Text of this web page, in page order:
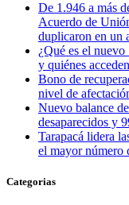
De 1.946 a más
Acuerdo de
duplicaron en un
¿Qué es el
y quiénes acceden
Bono de
nivel de
Nuevo balance
desaparecidos y
Tarapacá lidera
el mayor número
Categorias